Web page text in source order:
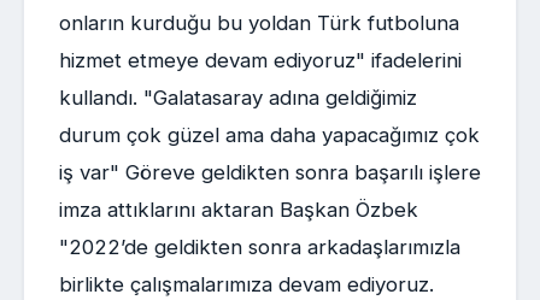
onların kurduğu bu yoldan Türk futboluna
hizmet etmeye devam ediyoruz" ifadelerini
kullandı. "Galatasaray adına geldiğimiz
durum çok güzel ama daha yapacağımız çok
iş var" Göreve geldikten sonra başarılı işlere
imza attıklarını aktaran Başkan Özbek
"2022’de geldikten sonra arkadaşlarımızla
birlikte çalışmalarımıza devam ediyoruz.